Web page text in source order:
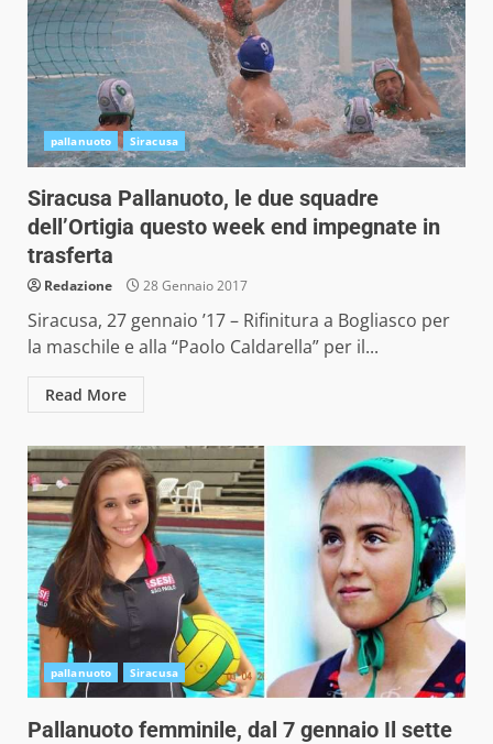
pallanuoto Siracusa
Siracusa Pallanuoto, le due squadre
dell’Ortigia questo week end impegnate in
trasferta
Redazione 28 Gennaio 2017
Siracusa, 27 gennaio ’17 – Rifinitura a Bogliasco per
la maschile e alla “Paolo Caldarella” per il...
Read More
pallanuoto Siracusa
Pallanuoto femminile, dal 7 gennaio Il sette